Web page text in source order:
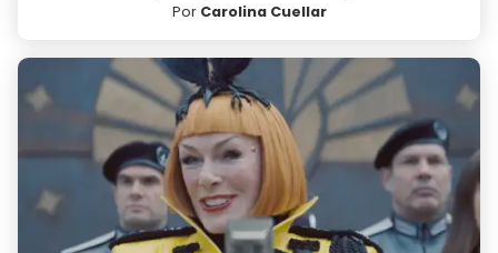
Por Carolina Cuellar